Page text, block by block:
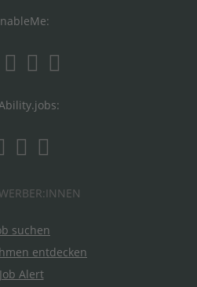
suchen
entdecken
Job Alert